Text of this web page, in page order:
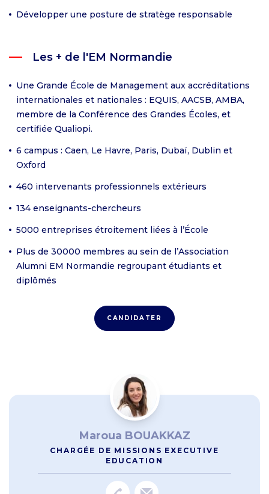
Développer une posture de stratège responsable
Les + de l'EM Normandie
Une Grande École de Management aux accréditations
internationales et nationales : EQUIS, AACSB, AMBA,
membre de la Conférence des Grandes Écoles, et
certifiée Qualiopi.
6 campus : Caen, Le Havre, Paris, Dubaï, Dublin et
Oxford
460 intervenants professionnels extérieurs
134 enseignants-chercheurs
5000 entreprises étroitement liées à l’École
Plus de 30000 membres au sein de l’Association
Alumni EM Normandie regroupant étudiants et
diplômés
CANDIDATER
Maroua BOUAKKAZ
CHARGÉE DE MISSIONS EXECUTIVE
EDUCATION